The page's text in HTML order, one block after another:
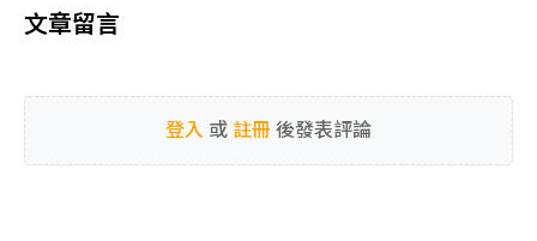
文章留言
登入 或 註冊 後發表評論